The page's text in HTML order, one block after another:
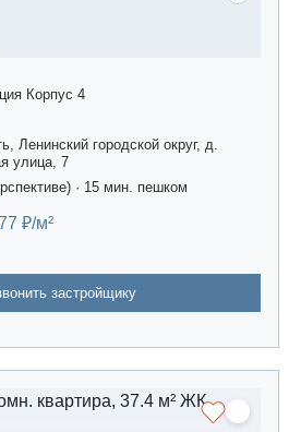
Корпус 4
Ленинский городской округ, д.
улица, 7
· 15 мин. пешком
₽/м²
застройщику